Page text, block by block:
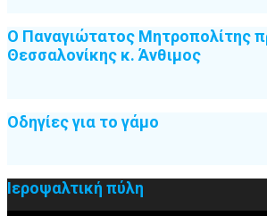
Ο Παναγιώτατος Μητροπολίτης
Θεσσαλονίκης κ. Άνθιμος
Οδηγίες για το γάμο
Ιεροψαλτική πύλη